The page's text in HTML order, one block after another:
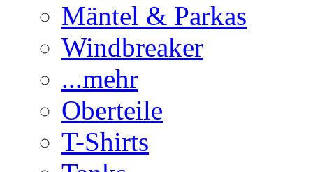
Mäntel & Parkas
Windbreaker
...mehr
Oberteile
T-Shirts